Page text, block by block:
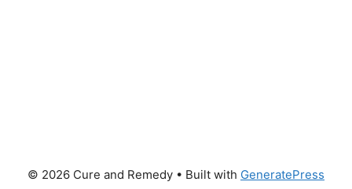
© 2026 Cure and Remedy • Built with GeneratePress